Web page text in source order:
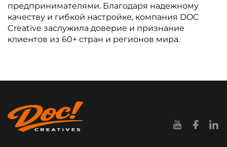
предпринимателями. Благодаря надежному
качеству и гибкой настройке, компания DOC
Creative заслужила доверие и признание
клиентов из 60+ стран и регионов мира.